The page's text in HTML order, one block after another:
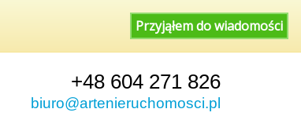
Przyjąłem do wiadomości
+48 604 271 826
biuro@artenieruchomosci.pl